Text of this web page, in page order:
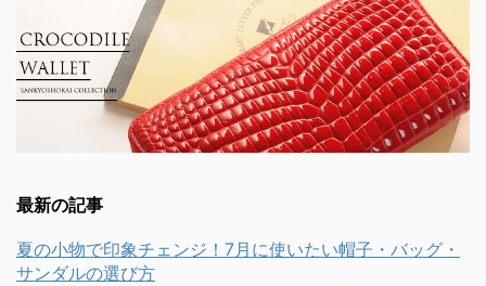
最新の記事
夏の小物で印象チェンジ！7月に使いたい帽子・バッグ・
サンダルの選び方